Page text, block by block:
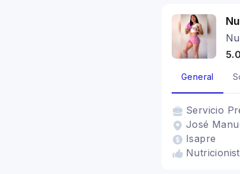
5.0
General
Servicio
José
Isapre